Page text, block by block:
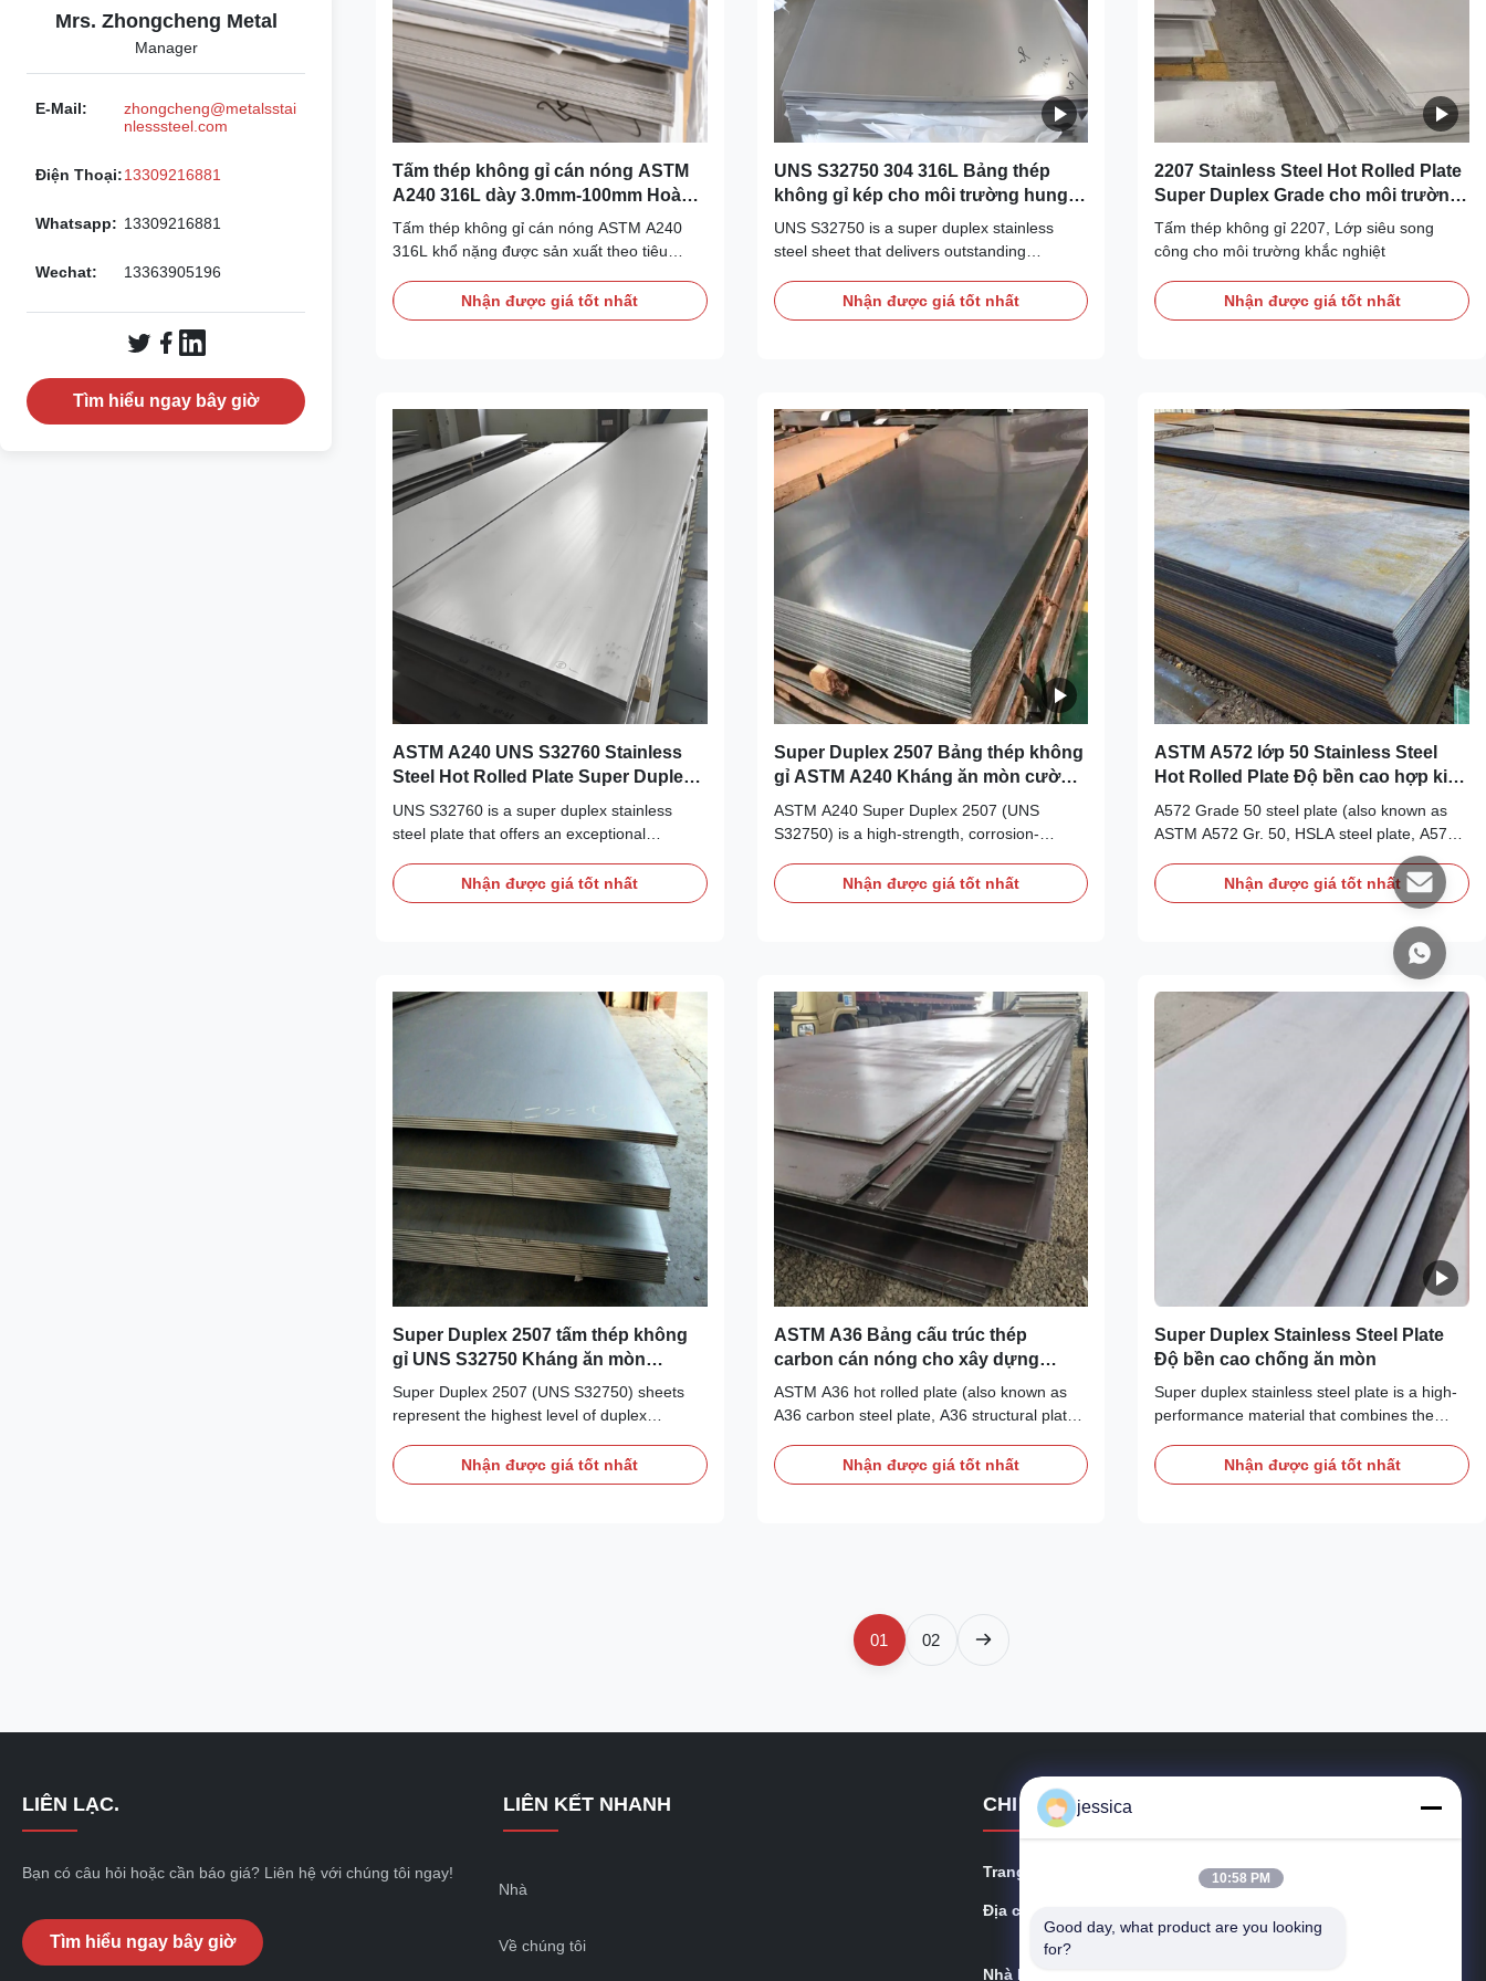
Mrs. Zhongcheng Metal
Manager
E-Mail:
zhongcheng@metalsstai
nlesssteel.com
Điện Thoại:13309216881
Whatsapp: 13309216881
Wechat: 13363905196
Tìm hiểu ngay bây giờ
Tấm thép không gỉ cán nóng ASTM
A240 316L dày 3.0mm-100mm Hoàn
thiện số 1 để chế tạo bình áp lực
Tấm thép không gỉ cán nóng ASTM A240
316L khổ nặng được sản xuất theo tiêu
đủ chứng nhận về vật liệu, được thiết kế để
đáp ứng các điều kiện dịch vụ ăn mòn và
Nhận được giá tốt nhất
UNS S32750 304 316L Bảng thép
không gỉ kép cho môi trường hung
hăng
UNS S32750 is a super duplex stainless
steel sheet that delivers outstanding
mechanical strength. This grade is
specifically engineered for service in
Nhận được giá tốt nhất
2207 Stainless Steel Hot Rolled Plate
Super Duplex Grade cho môi trường
cực đoan
Tấm thép không gỉ 2207, Lớp siêu song
công cho môi trường khắc nghiệt
Nhận được giá tốt nhất
ASTM A240 UNS S32760 Stainless
Steel Hot Rolled Plate Super Duplex
Stainless Steel Sheet
UNS S32760 is a super duplex stainless
steel plate that offers an exceptional
outstanding corrosion resistance. This grade
is designed for service in aggressive
Nhận được giá tốt nhất
Super Duplex 2507 Bảng thép không
gỉ ASTM A240 Kháng ăn mòn cường
độ cao
ASTM A240 Super Duplex 2507 (UNS
S32750) is a high-strength, corrosion-
austenitic microstructure. It offers
approximately three times the yield strength
Nhận được giá tốt nhất
ASTM A572 lớp 50 Stainless Steel
Hot Rolled Plate Độ bền cao hợp kim
thấp HSLA Plate
A572 Grade 50 steel plate (also known as
ASTM A572 Gr. 50, HSLA steel plate, A572-
50 structural plate, and high-strength low-
alloy steel plate) is a high-strength, low-alloy
(HSLA) structural steel plate widely used in
construction, bridges, heavy machinery, and
transmission towers. Grade 50 offers ...
Nhận được giá tốt nhất
Super Duplex 2507 tấm thép không
gỉ UNS S32750 Kháng ăn mòn
cường độ cao
Super Duplex 2507 (UNS S32750) sheets
represent the highest level of duplex
exceptional combination of mechanical
strength and corrosion resistance. This
Nhận được giá tốt nhất
ASTM A36 Bảng cấu trúc thép
carbon cán nóng cho xây dựng
chung
ASTM A36 hot rolled plate (also known as
A36 carbon steel plate, A36 structural plate,
purpose steel plate) is the most commonly
specified carbon steel plate for structural
Nhận được giá tốt nhất
Super Duplex Stainless Steel Plate
Độ bền cao chống ăn mòn
Super duplex stainless steel plate is a high-
performance material that combines the
and ferritic stainless steel microstructures.
With a balanced duplex microstructure
Nhận được giá tốt nhất
01 02
LIÊN LẠC.
Bạn có câu hỏi hoặc cần báo giá? Liên hệ với chúng tôi ngay!
Tìm hiểu ngay bây giờ
LIÊN KẾT NHANH
Nhà
Về chúng tôi
CHI TIẾT LIÊN HỆ
Trang mạng: metalsstainlesssteel.com
Địa chỉ:
ty, Xi'an, tỉnh Shaanxi
Nhà Máy:
jessica
10:58 PM
Good day, what product are you looking
for?